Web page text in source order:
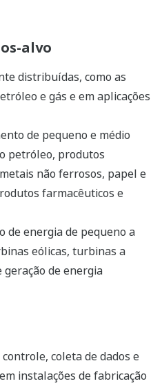
alvo
distribuídas, como as
e gás e em aplicações
de pequeno e médio
petróleo, produtos
não ferrosos, papel e
farmacêuticos e
de energia de pequeno a
eólicas, turbinas a
de energia
coleta de dados e
instalações de fabricação